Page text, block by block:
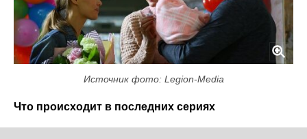
Источник фото: Legion-Media
Что происходит в последних сериях